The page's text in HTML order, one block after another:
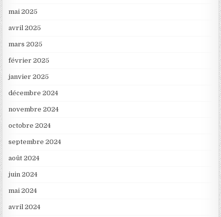
mai 2025
avril 2025
mars 2025
février 2025
janvier 2025
décembre 2024
novembre 2024
octobre 2024
septembre 2024
août 2024
juin 2024
mai 2024
avril 2024